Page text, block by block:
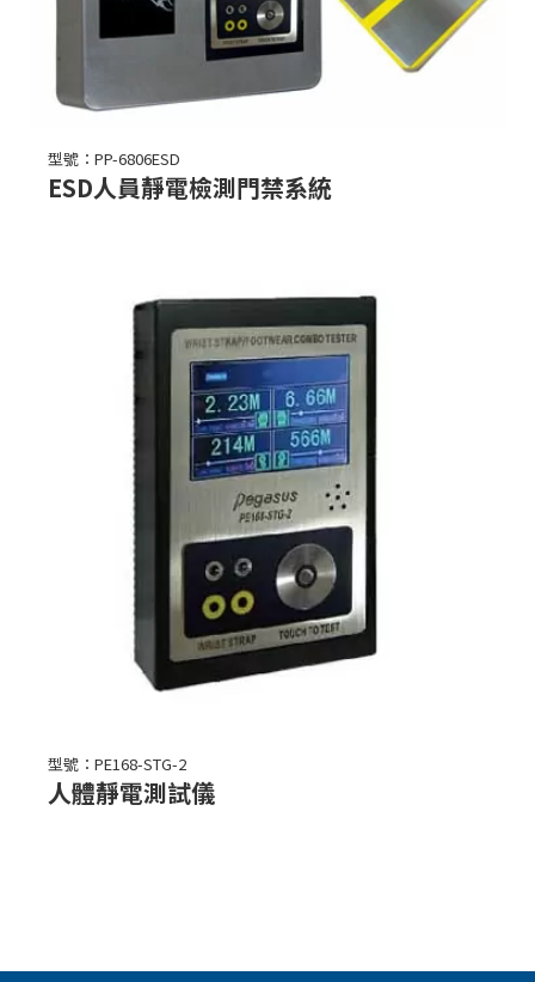
型號：PP-6806ESD
ESD人員靜電檢測門禁系統
型號：PE168-STG-2
人體靜電測試儀